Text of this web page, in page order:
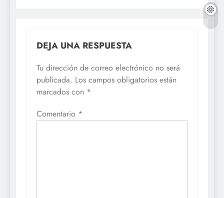
DEJA UNA RESPUESTA
Tu dirección de correo electrónico no será
publicada. Los campos obligatorios están
marcados con *
Comentario *